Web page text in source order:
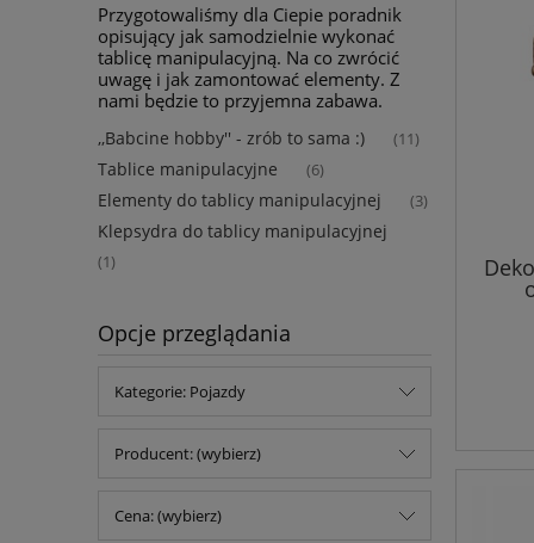
Przygotowaliśmy dla Ciepie poradnik
opisujący jak samodzielnie wykonać
tablicę manipulacyjną. Na co zwrócić
uwagę i jak zamontować elementy. Z
nami będzie to przyjemna zabawa.
,,Babcine hobby'' - zrób to sama :) (11)
Tablice manipulacyjne (6)
Elementy do tablicy manipulacyjnej (3)
Klepsydra do tablicy manipulacyjnej
(1)
Opcje przeglądania
Kategorie: Pojazdy
Producent: (wybierz)
Cena: (wybierz)